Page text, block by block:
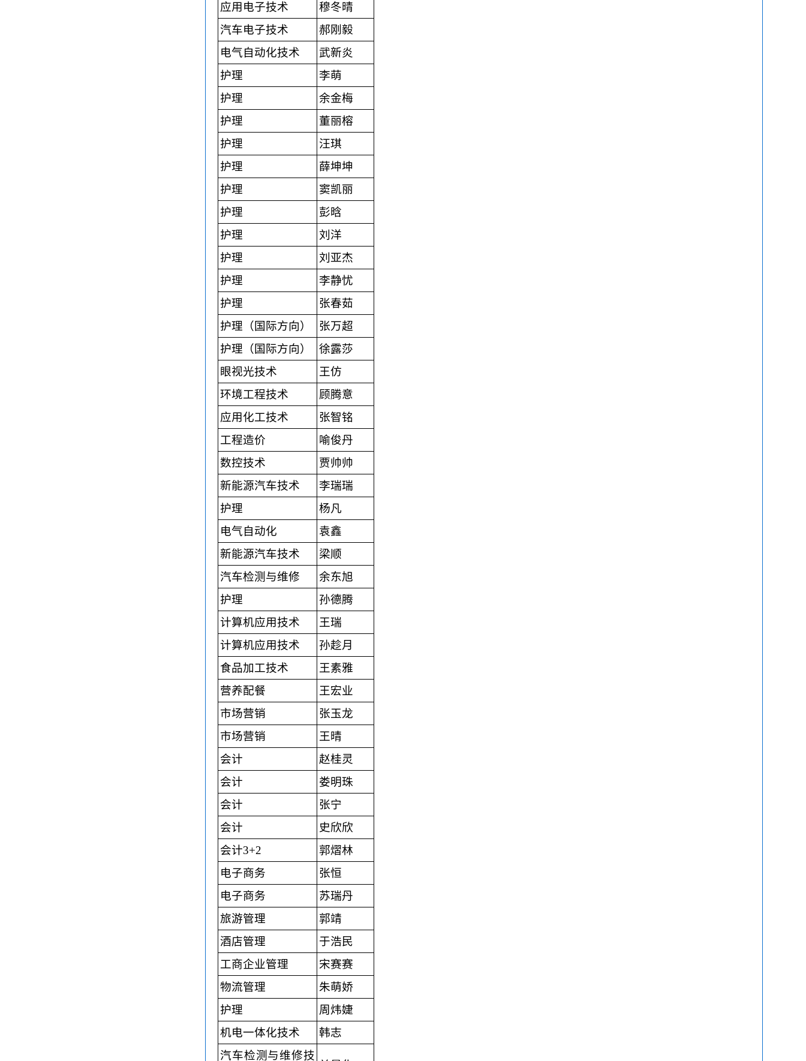
应用电子技术
穆冬晴
汽车电子技术
郝刚毅
电气自动化技术
武新炎
护理
李萌
护理
余金梅
护理
董丽榕
护理
汪琪
护理
薛坤坤
护理
窦凯丽
护理
彭晗
护理
刘洋
护理
刘亚杰
护理
李静忧
护理
张春茹
护理（国际方向）
张万超
护理（国际方向）
徐露莎
眼视光技术
王仿
环境工程技术
顾腾意
应用化工技术
张智铭
工程造价
喻俊丹
数控技术
贾帅帅
新能源汽车技术
李瑞瑞
护理
杨凡
电气自动化
袁鑫
新能源汽车技术
梁顺
汽车检测与维修
余东旭
护理
孙德腾
计算机应用技术
王瑞
计算机应用技术
孙趁月
食品加工技术
王素雅
营养配餐
王宏业
市场营销
张玉龙
市场营销
王晴
会计
赵桂灵
会计
娄明珠
会计
张宁
会计
史欣欣
会计3+2
郭熠林
电子商务
张恒
电子商务
苏瑞丹
旅游管理
郭靖
酒店管理
于浩民
工商企业管理
宋赛赛
物流管理
朱萌娇
护理
周炜婕
机电一体化技术
韩志
汽车检测与维修技